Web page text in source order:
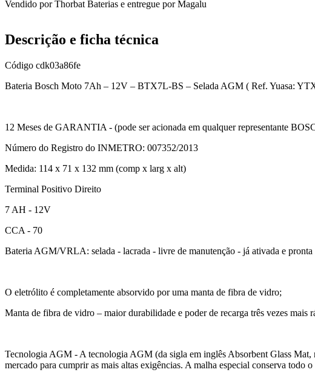
Vendido porThorbat Baterias e entregue por Magalu
Descrição e ficha técnica
Código cdk03a86fe
Bateria Bosch Moto 7Ah – 12V – BTX7L-BS – Selada AGM ( Ref. Yuasa:
12 Meses de GARANTIA - (pode ser acionada em qualquer representante
Número do Registro do INMETRO: 007352/2013
Medida: 114 x 71 x 132 mm (comp x larg x alt)
Terminal Positivo Direito
7 AH - 12V
CCA - 70
Bateria AGM/VRLA: selada - lacrada - livre de manutenção - já ativada e pronta
O eletrólito é completamente absorvido por uma manta de fibra de vidro;
Manta de fibra de vidro – maior durabilidade e poder de recarga três vezes mais
Tecnologia AGM - A tecnologia AGM (da sigla em inglês Absorbent Glass
mercado para cumprir as mais altas exigências. A malha especial conserva